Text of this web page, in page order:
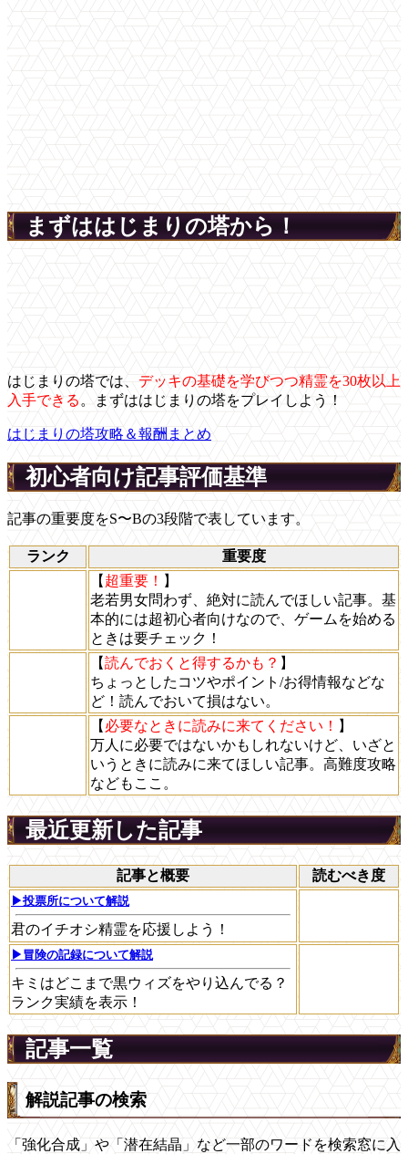
まずははじまりの塔から！
はじまりの塔では、 デッキの基礎を学びつつ精霊を30枚以上
入手できる。まずははじまりの塔をプレイしよう！
はじまりの塔攻略＆報酬まとめ
初心者向け記事評価基準
記事の重要度をS〜Bの3段階で表しています。
ランク
重要度
【 超重要！ 】
老若男女問わず、絶対に読んでほしい記事。基
本的には超初心者向けなので、ゲームを始める
ときは要チェック！
【読んでおくと得するかも？ 】
ちょっとしたコツやポイント/お得情報などな
ど！読んでおいて損はない。
【 必要なときに読みに来てください！ 】
万人に必要ではないかもしれないけど、いざと
いうときに読みに来てほしい記事。高難度攻略
などもここ。
最近更新した記事
記事と概要 読むべき度
▶投票所について解説
君のイチオシ精霊を応援しよう！
▶冒険の記録について解説
キミはどこまで黒ウィズをやり込んでる？
ランク実績を表示！
記事一覧
解説記事の検索
「強化合成」や「潜在結晶」など一部のワードを検索窓に入